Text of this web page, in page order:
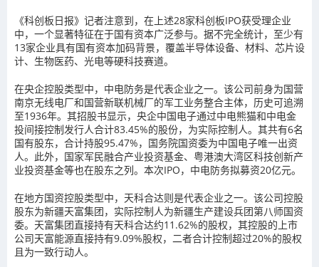
《科创板日报》记者注意到，在上述28家科创板IPO获受理企业
中，一个显著特征在于国有资本广泛参与。据不完全统计，至少有
13家企业具有国有资本加码背景，覆盖半导体设备、材料、芯片设
计、生物医药、光电等硬科技赛道。
在央企控股类型中，中电防务是代表企业之一。该公司前身为国营
南京无线电厂和国营新联机械厂的军工业务整合主体，历史可追溯
至1936年。其招股书显示，央企中国电子通过中电熊猫和中电金
投间接控制发行人合计83.45%的股份，为实际控制人。其共有6名
国有股东，合计持股95.47%，国务院国资委为中国电子唯一出资
人。此外，国家军民融合产业投资基金、粤港澳大湾区科技创新产
业投资基金等也在股东之列。本次IPO，中电防务拟募资20亿元。
在地方国资控股类型中，天科合达则是代表企业之一。该公司控股
股东为新疆天富集团，实际控制人为新疆生产建设兵团第八师国资
委。天富集团直接持有天科合达约11.62%的股权，其控股的上市
公司天富能源直接持有9.09%股权，二者合计控制超过20%的股权
且为一致行动人。